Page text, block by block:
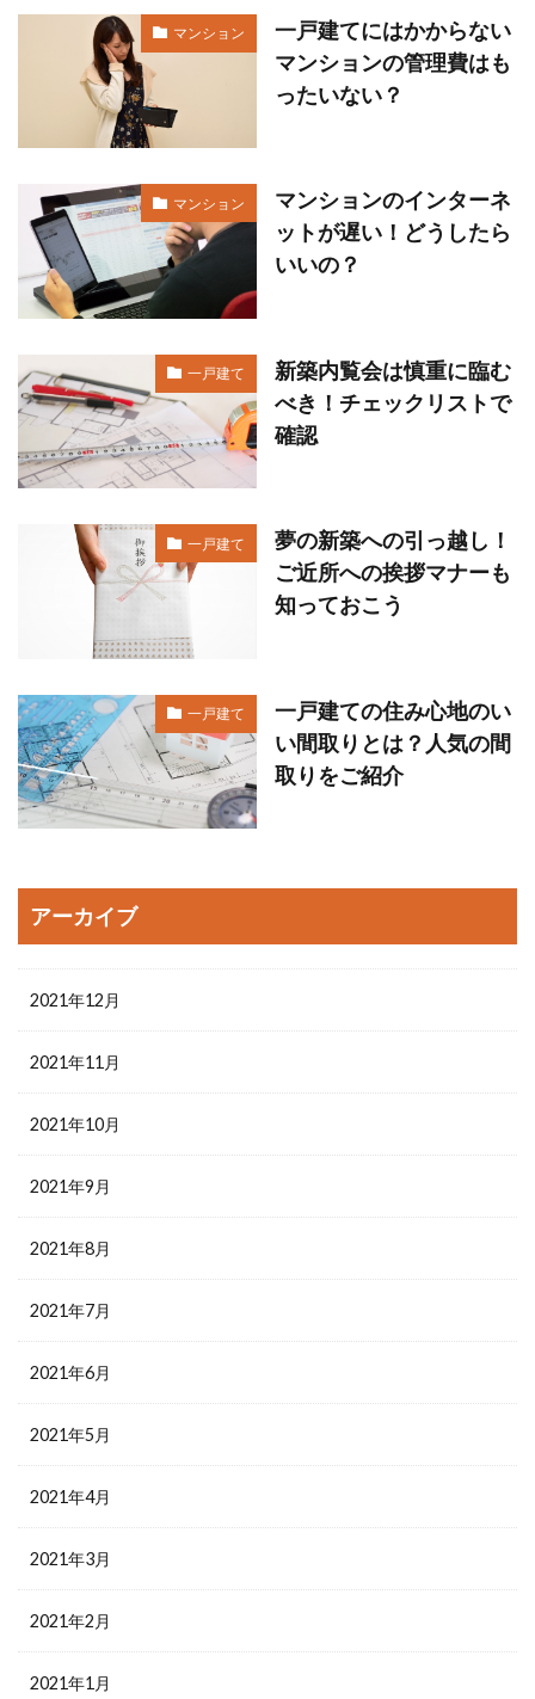
マンション
一戸建てにはかからない
マンションの管理費はも
ったいない？
マンション
マンションのインターネ
ットが遅い！どうしたら
いいの？
一戸建て
新築内覧会は慎重に臨む
べき！チェックリストで
確認
一戸建て
夢の新築への引っ越し！
ご近所への挨拶マナーも
知っておこう
一戸建て
一戸建ての住み心地のい
い間取りとは？人気の間
取りをご紹介
アーカイブ
2021年12月
2021年11月
2021年10月
2021年9月
2021年8月
2021年7月
2021年6月
2021年5月
2021年4月
2021年3月
2021年2月
2021年1月